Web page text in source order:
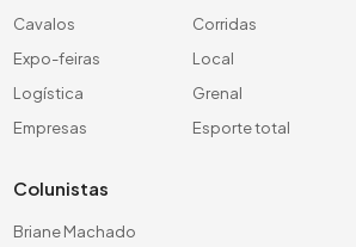
Cavalos
Expo-feiras
Logística
Empresas
Corridas
Local
Grenal
Esporte total
Colunistas
Briane Machado